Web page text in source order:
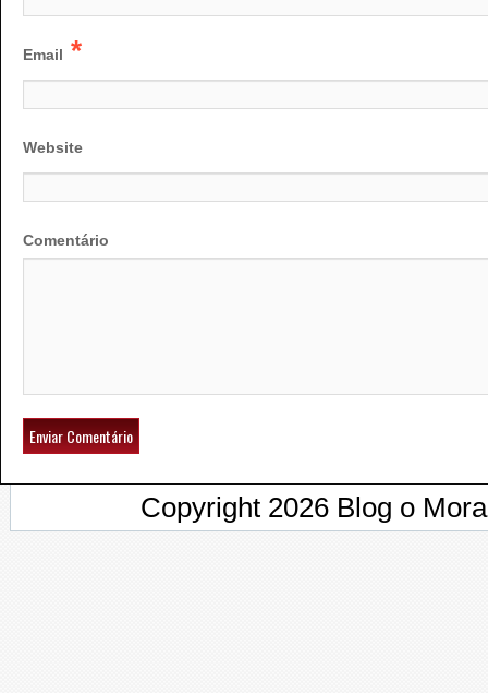
Email *
Website
Comentário
Copyright 2026 Blog o